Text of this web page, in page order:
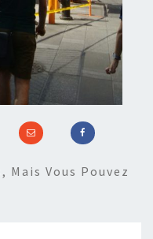
Vous Pouvez